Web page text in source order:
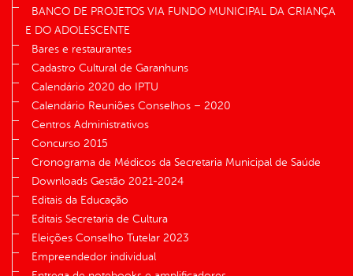
BANCO DE PROJETOS VIA FUNDO MUNICIPAL DA CRIANÇA
E DO ADOLESCENTE
Bares e restaurantes
Cadastro Cultural de Garanhuns
Calendário 2020 do IPTU
Calendário Reuniões Conselhos – 2020
Centros Administrativos
Concurso 2015
Cronograma de Médicos da Secretaria Municipal de Saúde
Downloads Gestão 2021-2024
Editais da Educação
Editais Secretaria de Cultura
Eleições Conselho Tutelar 2023
Empreendedor individual